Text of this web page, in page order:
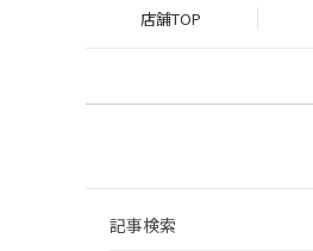
店舗TOP
記事検索